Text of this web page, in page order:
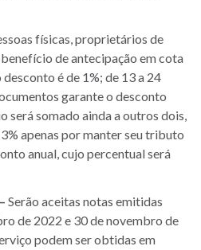
físicas, proprietários de
de antecipação em cota
é de 1%; de 13 a 24
garante o desconto
será somado ainda a outros dois,
apenas por manter seu tributo
anual, cujo percentual será
Serão aceitas notas emitidas
de 2022 e 30 de novembro de
podem ser obtidas em